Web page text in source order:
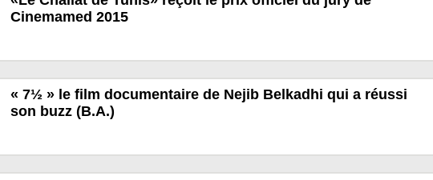
Cinemamed 2015
« 7½ » le film documentaire de Nejib Belkadhi qui a réussi
son buzz (B.A.)